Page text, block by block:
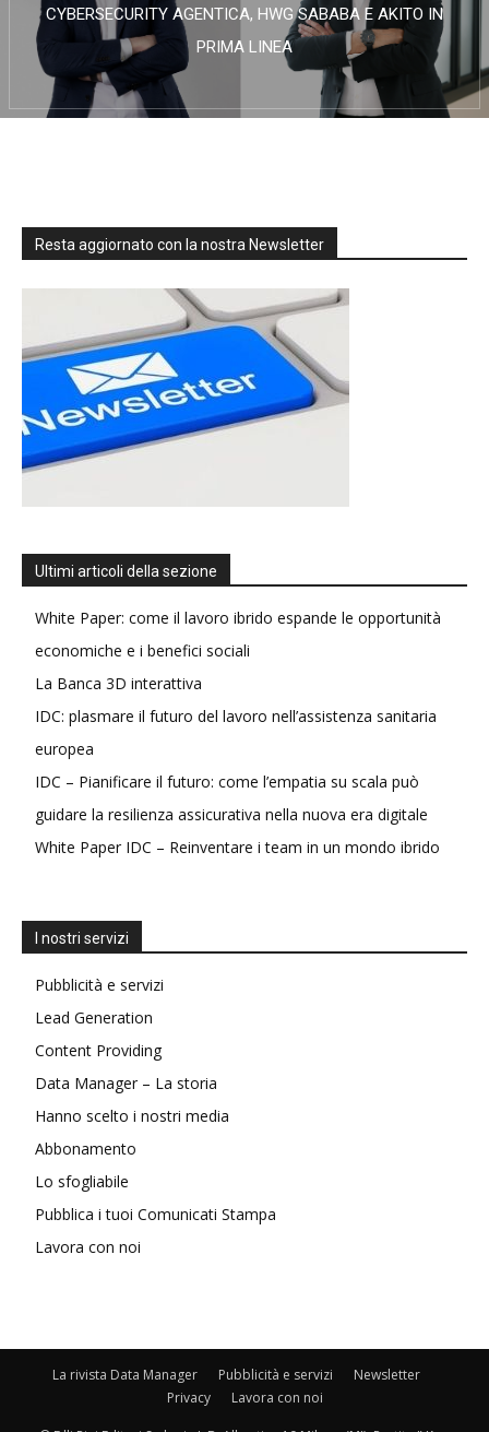
CYBERSECURITY AGENTICA, HWG SABABA E AKITO IN
PRIMA LINEA
Resta aggiornato con la nostra Newsletter
Ultimi articoli della sezione
White Paper: come il lavoro ibrido espande le opportunità
economiche e i benefici sociali
La Banca 3D interattiva
IDC: plasmare il futuro del lavoro nell’assistenza sanitaria
europea
IDC – Pianificare il futuro: come l’empatia su scala può
guidare la resilienza assicurativa nella nuova era digitale
White Paper IDC – Reinventare i team in un mondo ibrido
I nostri servizi
Pubblicità e servizi
Lead Generation
Content Providing
Data Manager – La storia
Hanno scelto i nostri media
Abbonamento
Lo sfogliabile
Pubblica i tuoi Comunicati Stampa
Lavora con noi
La rivista Data Manager Pubblicità e servizi
Newsletter
Privacy
Lavora con noi